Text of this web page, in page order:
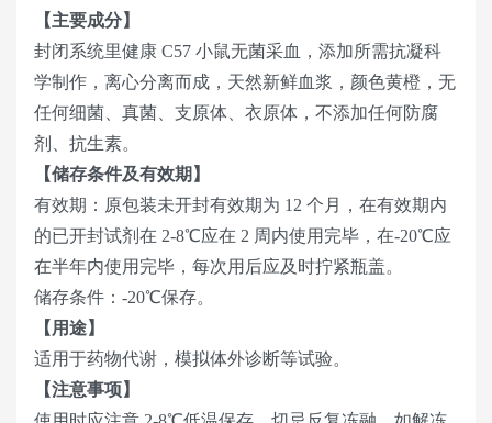
【主要成分】
封闭系统里健康 C57 小鼠无菌采血，添加所需抗凝科
学制作，离心分离而成，天然新鲜血浆，颜色黄橙，无
任何细菌、真菌、支原体、衣原体，不添加任何防腐
剂、抗生素。
【储存条件及有效期】
有效期：原包装未开封有效期为 12 个月，在有效期内
的已开封试剂在 2-8℃应在 2 周内使用完毕，在-20℃应
在半年内使用完毕，每次用后应及时拧紧瓶盖。
储存条件：-20℃保存。
【用途】
适用于药物代谢，模拟体外诊断等试验。
【注意事项】